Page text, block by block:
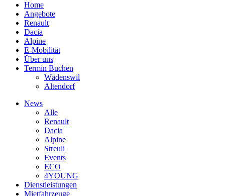
Home
Angebote
Renault
Dacia
Alpine
E-Mobilität
Über uns
Termin Buchen
Wädenswil
Altendorf
News
Alle
Renault
Dacia
Alpine
Streuli
Events
ECO
4YOUNG
Dienstleistungen
Mietfahrzeuge